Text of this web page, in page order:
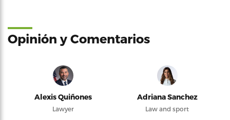
Opinión y Comentarios
Alexis Quiñones
Lawyer
Adriana Sanchez
Law and sport